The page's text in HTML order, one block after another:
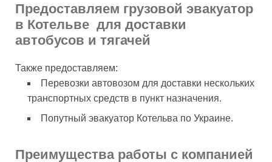
Предоставляем грузовой эвакуатор
в Котельве для доставки
автобусов и тягачей
Также предоставляем:
Перевозки автовозом для доставки нескольких
транспортных средств в пункт назначения.
Попутный эвакуатор Котельва по Украине.
Преимущества работы с компанией